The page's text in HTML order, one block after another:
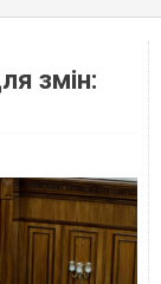
змін: